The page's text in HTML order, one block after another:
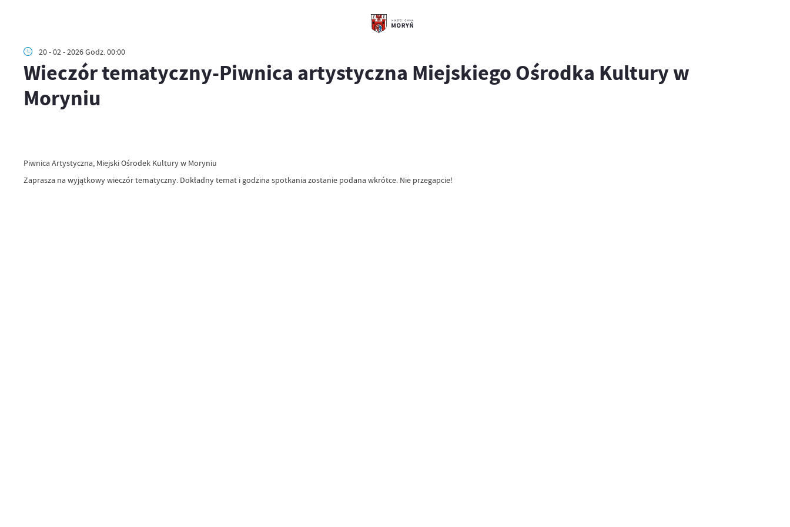
20 - 02 - 2026 Godz. 00:00
Wieczór tematyczny-Piwnica artystyczna Miejskiego Ośrodka Kultury w
Moryniu
Piwnica Artystyczna, Miejski Ośrodek Kultury w Moryniu
Zaprasza na wyjątkowy wieczór tematyczny. Dokładny temat i godzina spotkania zostanie podana wkrótce. Nie przegapcie!